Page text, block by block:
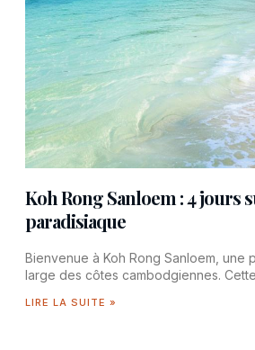
Koh Rong Sanloem : 4 jours
paradisiaque
Bienvenue à Koh Rong Sanloem, une
large des côtes cambodgiennes.
LIRE LA SUITE »